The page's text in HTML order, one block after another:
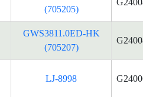
(705205)
GWS3811.0ED-HK
(705207)
LJ-8998